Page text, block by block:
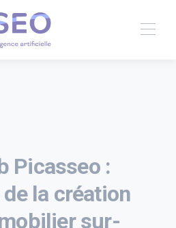
Picasseo :
la création
sur-